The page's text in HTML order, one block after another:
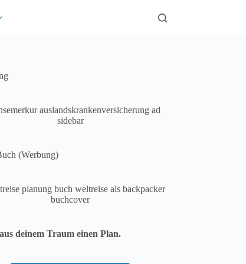
(Werbung)
deinem Traum einen Plan.